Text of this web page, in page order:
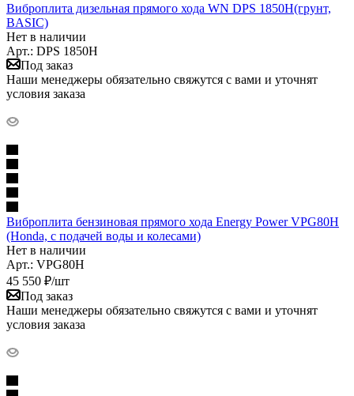
Виброплита дизельная прямого хода WN DPS 1850H(грунт,
BASIC)
Нет в наличии
Арт.: DPS 1850H
Под заказ
Наши менеджеры обязательно свяжутся с вами и уточнят
условия заказа
Виброплита бензиновая прямого хода Energy Power VPG80H
(Honda, с подачей воды и колесами)
Нет в наличии
Арт.: VPG80H
45 550 ₽/шт
Под заказ
Наши менеджеры обязательно свяжутся с вами и уточнят
условия заказа